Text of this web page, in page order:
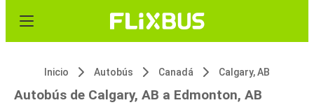
Inicio Autobús Canadá Calgary, AB
Autobús de Calgary, AB a Edmonton, AB